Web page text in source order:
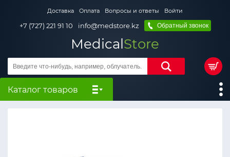
Доставка Оплата Вопросы и ответы Войти
+7 (727) 221 91 10 info@medstore.kz Обратный звонок
MedicalStore
Каталог товаров